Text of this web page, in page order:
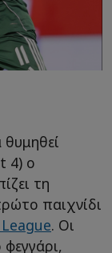
4) ο
τη
παιχνίδι
. Οι